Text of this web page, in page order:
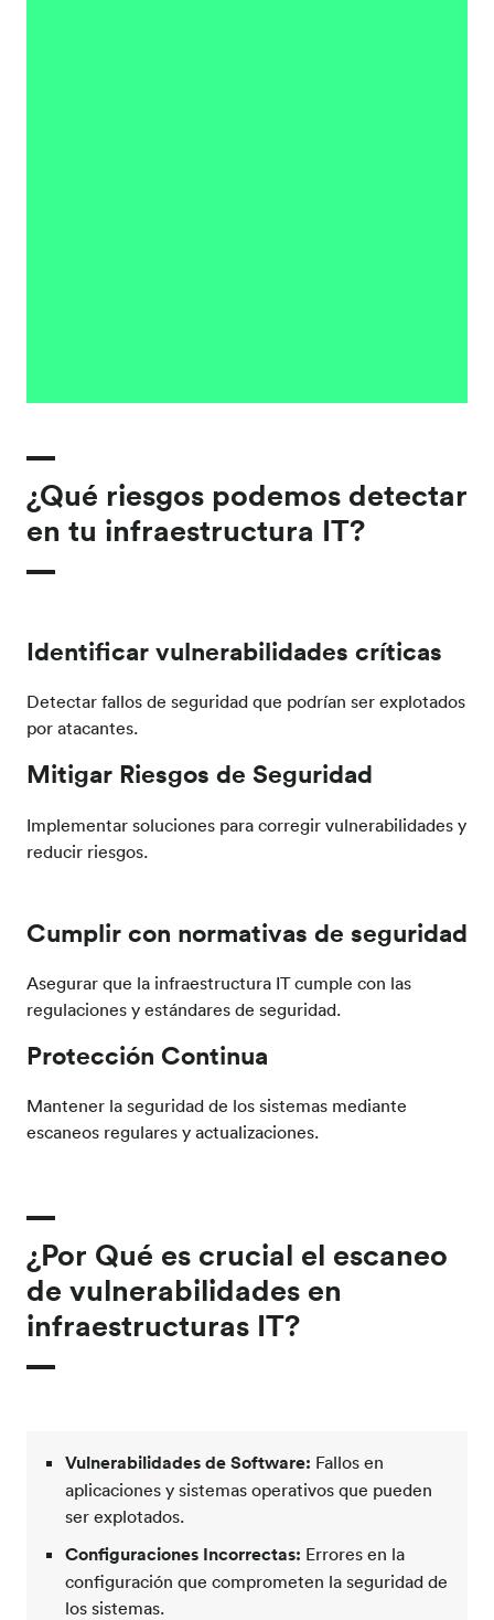
¿Qué riesgos podemos detectar
en tu infraestructura IT?
Identificar vulnerabilidades críticas
Detectar fallos de seguridad que podrían ser explotados
por atacantes.
Mitigar Riesgos de Seguridad
Implementar soluciones para corregir vulnerabilidades y
reducir riesgos.
Cumplir con normativas de seguridad
Asegurar que la infraestructura IT cumple con las
regulaciones y estándares de seguridad.
Protección Continua
Mantener la seguridad de los sistemas mediante
escaneos regulares y actualizaciones.
¿Por Qué es crucial el escaneo
de vulnerabilidades en
infraestructuras IT?
Vulnerabilidades de Software: Fallos en
aplicaciones y sistemas operativos que pueden
ser explotados.
Configuraciones Incorrectas: Errores en la
configuración que comprometen la seguridad de
los sistemas.